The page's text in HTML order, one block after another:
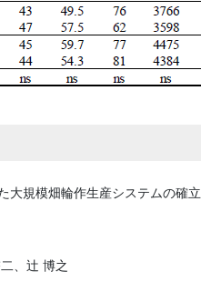
大規模畑輪作生産システムの確立
、辻 博之